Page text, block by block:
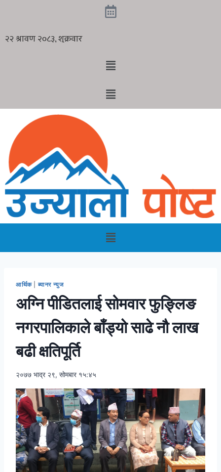
आर्थिक| ब्यानर न्युज
अग्नि पीडितलाई सोमवार फुङ्लिङ
नगरपालिकाले बाँड्यो साढे नौ लाख
बढी क्षतिपूर्ति
२०७७ भाद्र २९, सोमबार १५:४५